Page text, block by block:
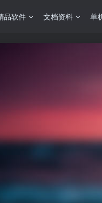
品软件 文档资料 单